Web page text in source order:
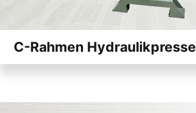
C-Rahmen Hydraulikpresse